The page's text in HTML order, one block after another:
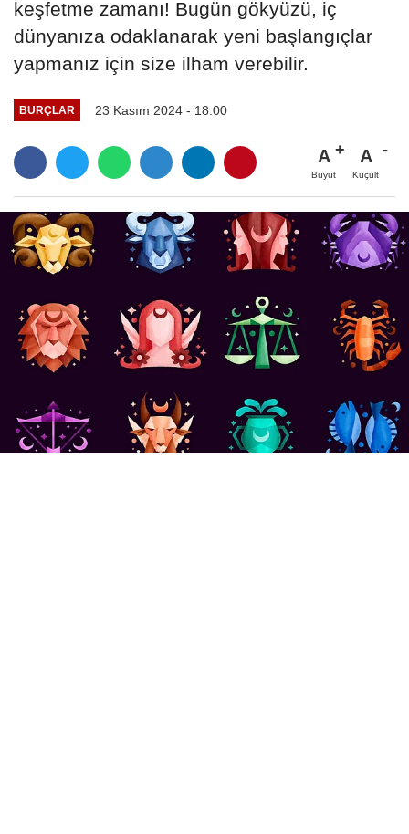
keşfetme zamanı! Bugün gökyüzü, iç
dünyanıza odaklanarak yeni başlangıçlar
yapmanız için size ilham verebilir.
BURÇLAR 23 Kasım 2024 - 18:00
A
Büyüt
A
Küçült